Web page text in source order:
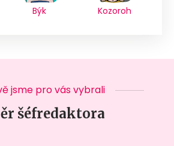
Býk Kozoroh
jsme pro vás vybrali
šéfredaktora